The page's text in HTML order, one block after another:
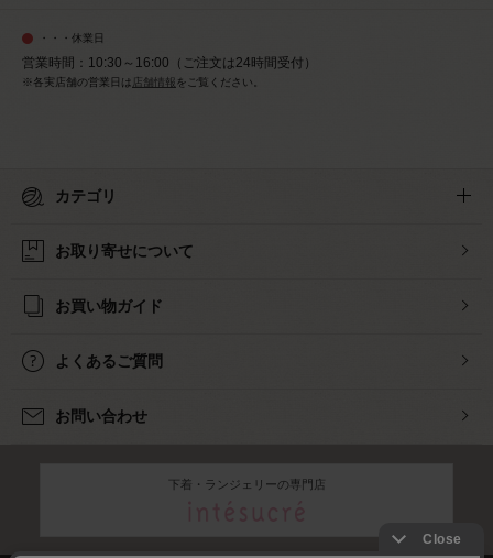
・・・休業日
営業時間：10:30～16:00（ご注文は24時間受付）
※各実店舗の営業日は 店舗情報 をご覧ください。
カテゴリ
お取り寄せについて
お買い物ガイド
よくあるご質問
お問い合わせ
下着・ランジェリーの専門店